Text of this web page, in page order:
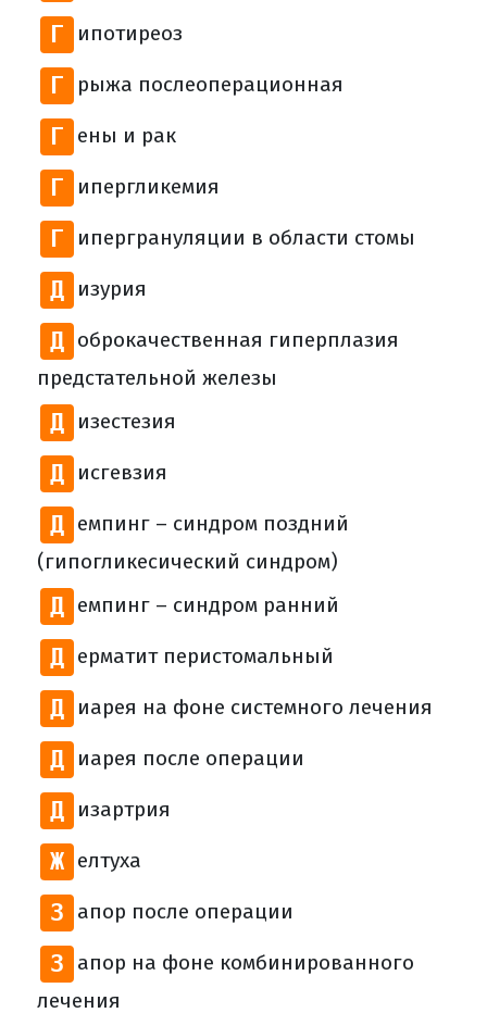
Г ипотиреоз
Г рыжа послеоперационная
Г ены и рак
Г ипергликемия
Г ипергрануляции в области стомы
Д изурия
Д оброкачественная гиперплазия
предстательной железы
Д изестезия
Д исгевзия
Д емпинг – синдром поздний
(гипогликесический синдром)
Д емпинг – синдром ранний
Д ерматит перистомальный
Д иарея на фоне системного лечения
Д иарея после операции
Д изартрия
Ж елтуха
З апор после операции
З
апор на фоне комбинированного
лечения